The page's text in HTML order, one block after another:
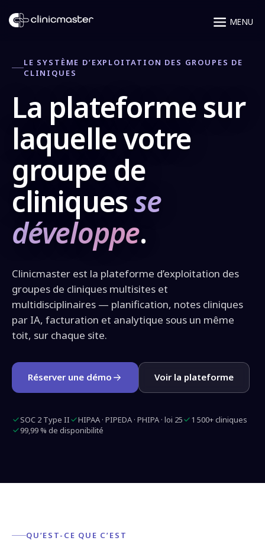
discipline. Un
seul système
LE SYSTÈME D’EXPLOITATION DES GROUPES DE
CLINIQUES
La plateforme sur
laquelle votre
groupe de
cliniquesse
développe.
Clinicmaster est la plateforme d’exploitation des
groupes de cliniques multisites et
multidisciplinaires — planification, notes cliniques
par IA, facturation et analytique sous un même
toit, sur chaque site.
Réserver une démo Voir la plateforme
SOC 2 Type II HIPAA · PIPEDA · PHIPA · loi 25
1 500+ cliniques
99,99 % de disponibilité
QU’EST-CE QUE C’EST